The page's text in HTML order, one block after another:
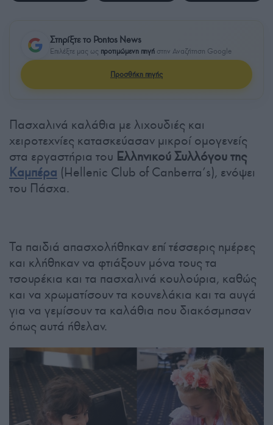
Στηρίξτε το Pontos News
Επιλέξτε μας ως προτιμώμενη πηγή στην Αναζήτηση Google
Προσθήκη πηγής
Πασχαλινά καλάθια με λιχουδιές και
χειροτεχνίες κατασκεύασαν μικροί ομογενείς
στα εργαστήρια του Ελληνικού Συλλόγου της
Καμπέρα (Hellenic Club of Canberra’s), ενόψει
του Πάσχα.
Τα παιδιά απασχολήθηκαν επί τέσσερις ημέρες
και κλήθηκαν να φτιάξουν μόνα τους τα
τσουρέκια και τα πασχαλινά κουλούρια, καθώς
και να χρωματίσουν τα κουνελάκια και τα αυγά
για να γεμίσουν τα καλάθια που διακόσμησαν
όπως αυτά ήθελαν.